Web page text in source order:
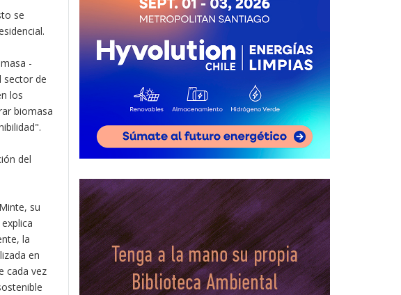
se
-
sector de
los
biomasa
del
su
la
en
cada vez